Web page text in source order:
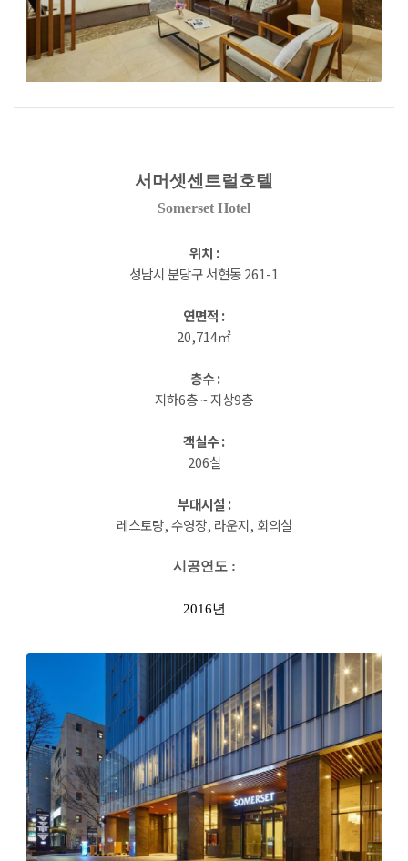
서머셋센트럴호텔
Somerset Hotel
위치 :
성남시분당구 서현동261-1
연면적 :
20,714㎡
층수:
지하6층~지상9층
객실수:
206실
부대시설 :
레스토랑,수영장, 라운지, 회의실
시공연도 :
2016년